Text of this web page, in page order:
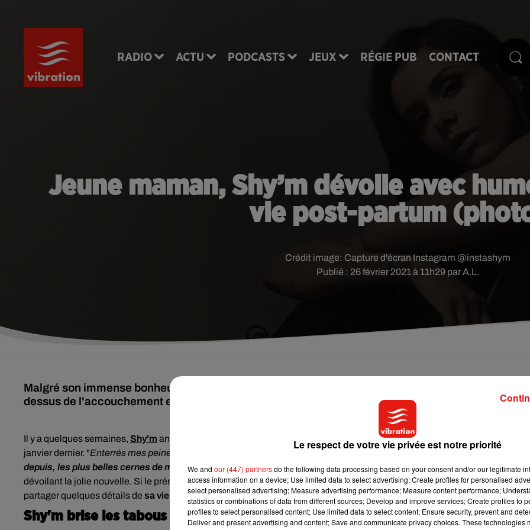
RADIO ACTU PODCASTS JEUX RÉGIE PUB CONTACT
Jeune maman, Shy’m dévoile avec
vie post-partum
Publié : 26 février 2021 à 11h29 par A.L.
Crédit image: Capture d'écran Instagram @instashym
Malgré son immense bonheur d'être devenue maman, Shy'm veut briser les tabous qui planent au-
dessus de l'accouchement en partageant avec ses abonnés quelques détails de sa vie post-
Il y a quelques semaines, Shy'm annonçait avec grand bonheur la naissance de son premier enfant
, un petit garçon né le
janvier dernier. "Enterrés mes peines et chagrins égoïstes.
Adieu Futile, nombril, ombre mélancolique. Le 22.01.21... et
depuis, les plus belles cernes de ma vie.Neuve, vivante, à toi, Merci", avait-elle alors écrit en légende d'un post Instagram
dévoilant la jolie nouvelle. Si le prénom de son bébé n'a pas été communiqué, la jeune femme n'hésite néanmoins pas à
partager quelques détails de sa vie post-partumà ses abonnés.
Shy'm brise les tabous
Le respect de votre vie privée est notre priorité
We and our (447) partnersdo the following data processing based on your consent and/or our legitimate
access information on a device; Use limited data to select advertising; Create profiles for personalised
select personalised advertising; Measure advertising performance; Measure content performance;
statistics or combinations of data from different sources; Develop and improve services; Create profiles to
profiles to select personalised content; Use limited data to select content; Ensure security, prevent and
Deliver and present advertising and content; Save and communicate privacy choices. These technologies